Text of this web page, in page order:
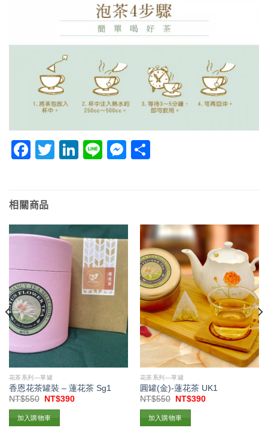
Facebook
Twitter
LinkedIn
LineMessenger
相關商品
花茶系列—單罐
香恩花茶罐裝 – 蓮花茶 Sg1
NT$550
原
價
格：
NT$390目
加入購物車
花茶系列—單罐
圓罐(金)-蓮花茶 UK1
NT$550
原
價
格：
NT$390目
加入購物車